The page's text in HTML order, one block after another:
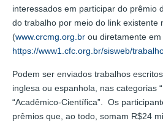
interessados em participar do prêmio
do trabalho por meio do link existente
(www.crcmg.org.br ou diretamente em
https://www1.cfc.org.br/sisweb/
Podem ser enviados trabalhos
inglesa ou espanhola, nas categorias
“Acadêmico-Científica”. Os
prêmios que, ao todo, somam R$24